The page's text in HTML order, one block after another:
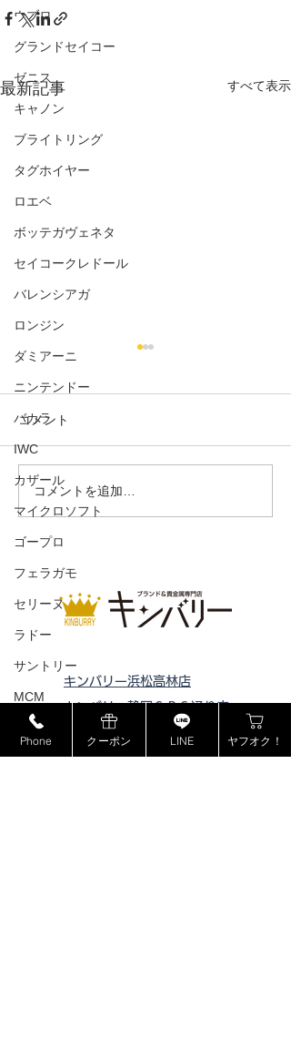
ウブロ
グランドセイコー
ゼニス
キャノン
ブライトリング
タグホイヤー
ロエベ
ボッテガヴェネタ
セイコークレドール
バレンシアガ
ロンジン
ダミアーニ
ニンテンドー
バカラ
IWC
カザール
マイクロソフト
ゴープロ
フェラガモ
セリーヌ
ラドー
サントリー
MCM
ミュウミュウ
モンブラン
最新記事 すべて表示
クルーガーランド金貨
1/4oz
コメント
コメントを追加…
キンバリー浜松高林店
キンバリー静岡ＳＢＳ通り店
キンバリー藤枝インター店
ピックアップ浜松西伊場店
Phone クーポン LINE ヤフオク！